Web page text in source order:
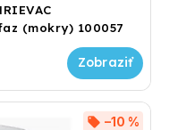
(mokry) 100057
–10 %